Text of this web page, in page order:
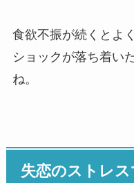
食欲不振が続くとよ
ショックが落ち着い
ね。
失恋のストレ